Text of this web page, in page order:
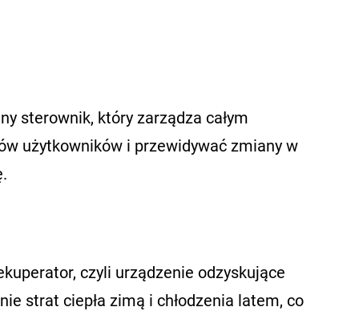
sterownik, który zarządza całym
użytkowników i przewidywać zmiany w
czyli urządzenie odzyskujące
strat ciepła zimą i chłodzenia latem, co